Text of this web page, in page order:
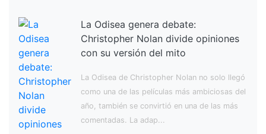
La Odisea genera debate:
Christopher Nolan divide opiniones
con su versión del mito
La Odisea de Christopher Nolan no solo llegó
como una de las películas más ambiciosas del
año, también se convirtió en una de las más
comentadas. La adap...